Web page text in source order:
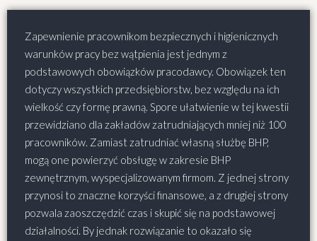
Zapewnienie pracownikom bezpiecznych i higienicznych
warunków pracy bez wątpienia jest jednym z
podstawowych obowiązków pracodawcy. Obowiązek ten
dotyczy wszystkich przedsiębiorstw, bez względu na ich
wielkość czy formę prawną. Spore ułatwienie w tej kwestii
przewidziano dla zakładów zatrudniających mniej niż 100
pracowników. Zamiast zatrudniać własną służbę BHP,
mogą one powierzyć obsługę w zakresie BHP
zewnętrznym, wyspecjalizowanym firmom. Z jednej strony
przynosi to znaczne korzyści finansowe, a z drugiej strony
pozwala zaoszczędzić czas i skupić się na podstawowej
działalności. By jednak rozwiązanie to okazało się